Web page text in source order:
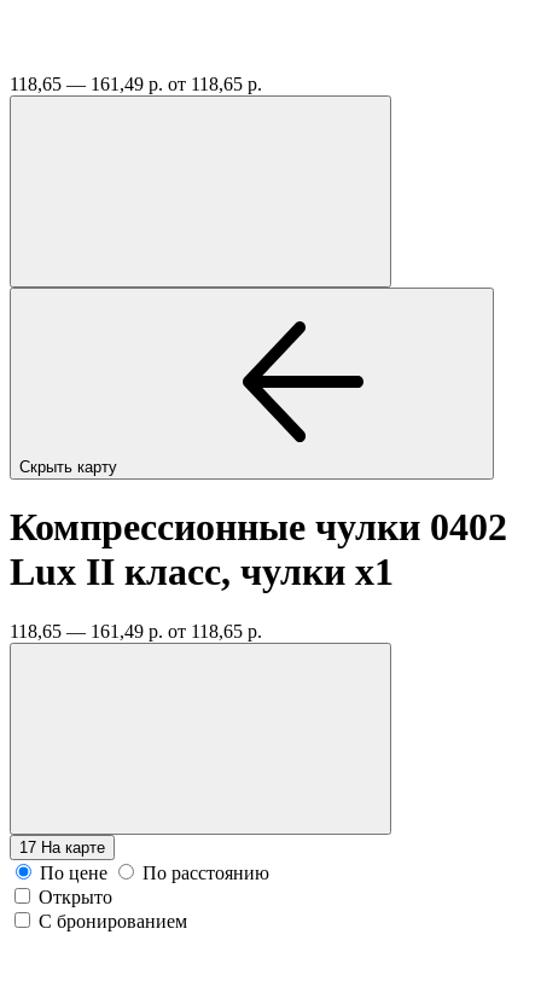
118,65 — 161,49 р. от 118,65 р.
Скрыть карту
Компрессионные чулки 0402
Lux II класс, чулки x1
118,65 — 161,49 р. от 118,65 р.
17 На карте
По цене
По расстоянию
Открыто
С бронированием